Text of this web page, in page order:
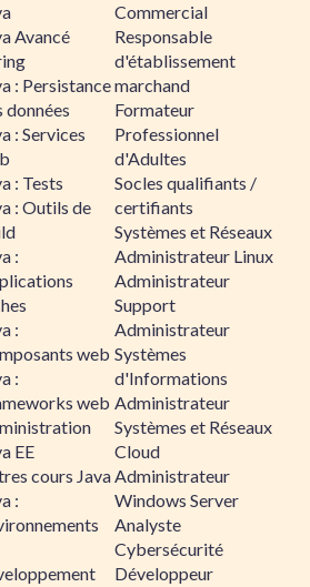
Avancé
: Persistance
données
: Services
: Tests
: Outils de
:
:
web
:
web
EE
cours Java
:
Commercial
Responsable
d'établissement
marchand
Formateur
Professionnel
d'Adultes
Socles qualifiants /
certifiants
Systèmes et Réseaux
Administrateur Linux
Administrateur
Support
Administrateur
Systèmes
d'Informations
Administrateur
Systèmes et Réseaux
Cloud
Administrateur
Windows Server
Analyste
Cybersécurité
Développeur